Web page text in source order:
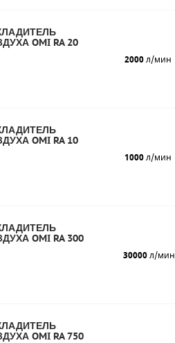
OMI RA 20
2000л/мин
OMI RA 10
1000л/мин
OMI RA 300
30000л/мин
OMI RA 750